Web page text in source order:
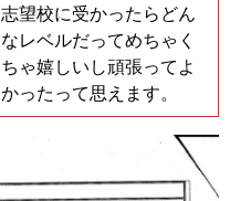
志望校に受かったらどん
なレベルだってめちゃく
ちゃ嬉しいし頑張ってよ
かったって思えます。